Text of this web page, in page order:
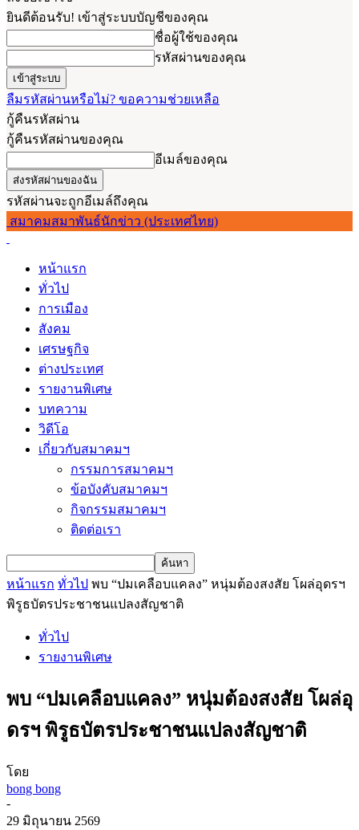
ยินดีต้อนรับ! เข้าสู่ระบบบัญชีของคุณ
ชื่อผู้ใช้ของคุณ
รหัสผ่านของคุณ
ลืมรหัสผ่านหรือไม่? ขอความช่วยเหลือ
กู้คืนรหัสผ่าน
กู้คืนรหัสผ่านของคุณ
อีเมล์ของคุณ
รหัสผ่านจะถูกอีเมล์ถึงคุณ
สมาคมสมาพันธ์นักข่าว (ประเทศไทย)
หน้าแรก
ทั่วไป
การเมือง
สังคม
เศรษฐกิจ
ต่างประเทศ
รายงานพิเศษ
บทความ
วิดีโอ
เกี่ยวกับสมาคมฯ
กรรมการสมาคมฯ
ข้อบังคับสมาคมฯ
กิจกรรมสมาคมฯ
ติดต่อเรา
หน้าแรก ทั่วไป พบ “ปมเคลือบแคลง” หนุ่มต้องสงสัย โผล่อุดรฯ
พิรูธบัตรประชาชนแปลงสัญชาติ
ทั่วไป
รายงานพิเศษ
พบ “ปมเคลือบแคลง” หนุ่มต้องสงสัย โผล่อุ
ดรฯ พิรูธบัตรประชาชนแปลงสัญชาติ
โดย
bong bong
-
29 มิถุนายน 2569